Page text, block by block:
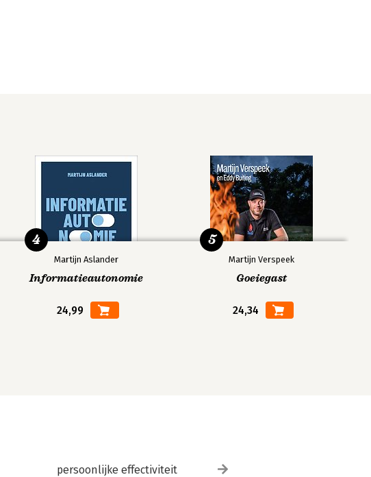
Martijn Aslander
Informatieautonomie
24,99
4
Martijn Verspeek
Goeiegast
24,34
5
persoonlijke effectiviteit